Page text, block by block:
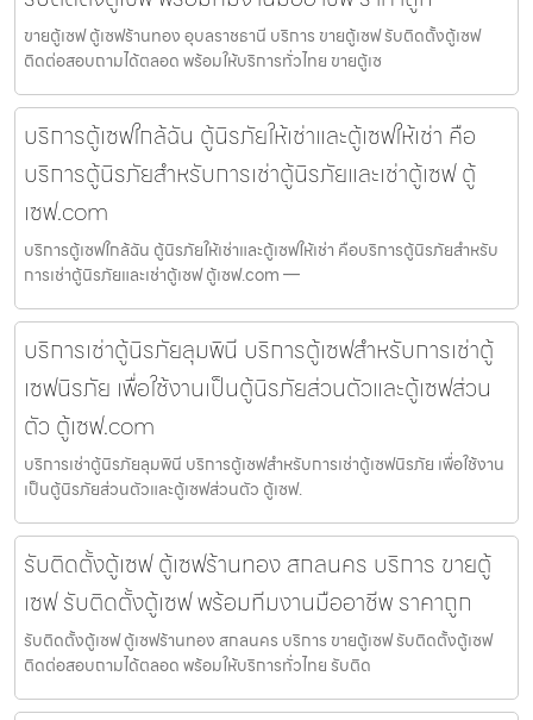
ขายตู้เซฟ ตู้เซฟร้านทอง อุบลราชธานี บริการ ขายตู้เซฟ รับติดตั้งตู้เซฟ
ติดต่อสอบถามได้ตลอด พร้อมให้บริการทั่วไทย ขายตู้เซ
บริการตู้เซฟใกล้ฉัน ตู้นิรภัยให้เช่าและตู้เซฟให้เช่า คือ
บริการตู้นิรภัยสำหรับการเช่าตู้นิรภัยและเช่าตู้เซฟ ตู้
เซฟ.com
บริการตู้เซฟใกล้ฉัน ตู้นิรภัยให้เช่าและตู้เซฟให้เช่า คือบริการตู้นิรภัยสำหรับ
การเช่าตู้นิรภัยและเช่าตู้เซฟ ตู้เซฟ.com —
บริการเช่าตู้นิรภัยลุมพินี บริการตู้เซฟสำหรับการเช่าตู้
เซฟนิรภัย เพื่อใช้งานเป็นตู้นิรภัยส่วนตัวและตู้เซฟส่วน
ตัว ตู้เซฟ.com
บริการเช่าตู้นิรภัยลุมพินี บริการตู้เซฟสำหรับการเช่าตู้เซฟนิรภัย เพื่อใช้งาน
เป็นตู้นิรภัยส่วนตัวและตู้เซฟส่วนตัว ตู้เซฟ.
รับติดตั้งตู้เซฟ ตู้เซฟร้านทอง สกลนคร บริการ ขายตู้
เซฟ รับติดตั้งตู้เซฟ พร้อมทีมงานมืออาชีพ ราคาถูก
รับติดตั้งตู้เซฟ ตู้เซฟร้านทอง สกลนคร บริการ ขายตู้เซฟ รับติดตั้งตู้เซฟ
ติดต่อสอบถามได้ตลอด พร้อมให้บริการทั่วไทย รับติด